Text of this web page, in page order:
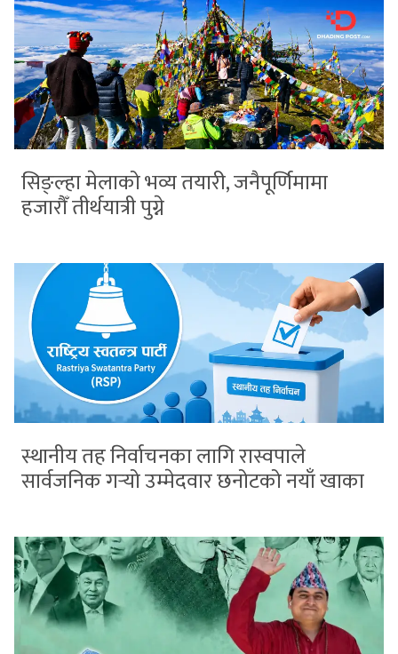
सिङ्ल्हा मेलाको भव्य तयारी, जनैपूर्णिमामा
हजारौँ तीर्थयात्री पुग्ने
स्थानीय तह निर्वाचनका लागि रास्वपाले
सार्वजनिक गर्‍यो उम्मेदवार छनोटको नयाँ खाका